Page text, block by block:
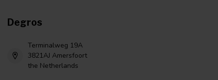
Degros
Terminalweg 19A
3821AJ Amersfoort
the Netherlands